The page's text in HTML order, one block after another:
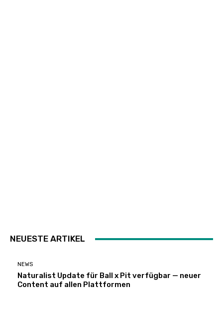
NEUESTE ARTIKEL
NEWS
Naturalist Update für Ball x Pit verfügbar — neuer
Content auf allen Plattformen